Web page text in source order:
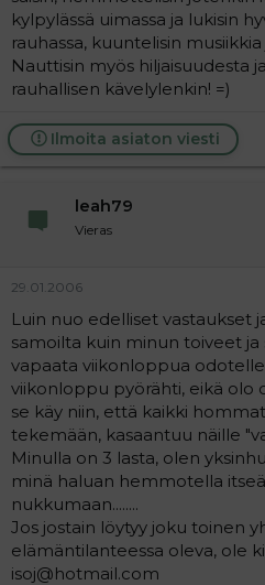
kylpylässä uimassa ja lukisin
rauhassa, kuuntelisin
Nauttisin myös hiljaisuudesta
rauhallisen kävelylenkin! =)
Ilmoita asiaton viesti
leah79
Vieras
29.01.2006
Luin nuo edelliset vastaukset
samoilta kuin minun toiveet
vapaata viikonloppua
viikonloppu pyörähti, eikä olo
se käy niin, että kaikki
tekemään, kasaantuu näille
Minulla on 3 lasta, olen
minä haluan hemmotella
nukkumaan........
Jos jostain löytyy joku toinen
elämäntilanteessa oleva, ole
isoj@hotmail.com